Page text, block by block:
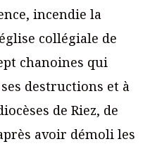
incendie la
collégiale de
chanoines qui
destructions et à
de Riez, de
avoir démoli les